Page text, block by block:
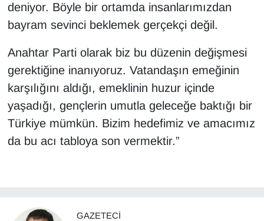
deniyor. Böyle bir ortamda insanlarımızdan
bayram sevinci beklemek gerçekçi değil.
Anahtar Parti olarak biz bu düzenin değişmesi
gerektiğine inanıyoruz. Vatandaşın emeğinin
karşılığını aldığı, emeklinin huzur içinde
yaşadığı, gençlerin umutla geleceğe baktığı bir
Türkiye mümkün. Bizim hedefimiz ve amacımız
da bu acı tabloya son vermektir.”
GAZETECI